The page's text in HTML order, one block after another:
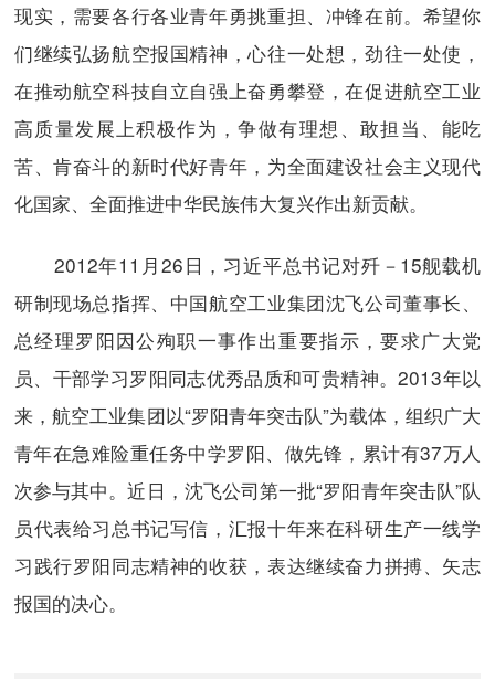
现实，需要各行各业青年勇挑重担、冲锋在前。希望你
们继续弘扬航空报国精神，心往一处想，劲往一处使，
在推动航空科技自立自强上奋勇攀登，在促进航空工业
高质量发展上积极作为，争做有理想、敢担当、能吃
苦、肯奋斗的新时代好青年，为全面建设社会主义现代
化国家、全面推进中华民族伟大复兴作出新贡献。
2012年11月26日，习近平总书记对歼－15舰载机
研制现场总指挥、中国航空工业集团沈飞公司董事长、
总经理罗阳因公殉职一事作出重要指示，要求广大党
员、干部学习罗阳同志优秀品质和可贵精神。2013年以
来，航空工业集团以“罗阳青年突击队”为载体，组织广大
青年在急难险重任务中学罗阳、做先锋，累计有37万人
次参与其中。近日，沈飞公司第一批“罗阳青年突击队”队
员代表给习总书记写信，汇报十年来在科研生产一线学
习践行罗阳同志精神的收获，表达继续奋力拼搏、矢志
报国的决心。